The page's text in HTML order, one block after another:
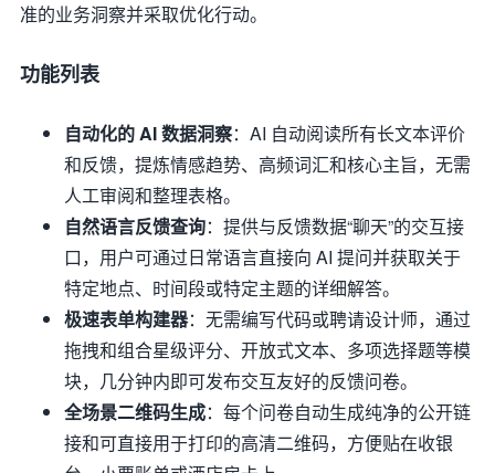
准的业务洞察并采取优化行动。
功能列表
自动化的 AI 数据洞察：AI 自动阅读所有长文本评价
和反馈，提炼情感趋势、高频词汇和核心主旨，无需
人工审阅和整理表格。
自然语言反馈查询：提供与反馈数据“聊天”的交互接
口，用户可通过日常语言直接向 AI 提问并获取关于
特定地点、时间段或特定主题的详细解答。
极速表单构建器：无需编写代码或聘请设计师，通过
拖拽和组合星级评分、开放式文本、多项选择题等模
块，几分钟内即可发布交互友好的反馈问卷。
全场景二维码生成：每个问卷自动生成纯净的公开链
接和可直接用于打印的高清二维码，方便贴在收银